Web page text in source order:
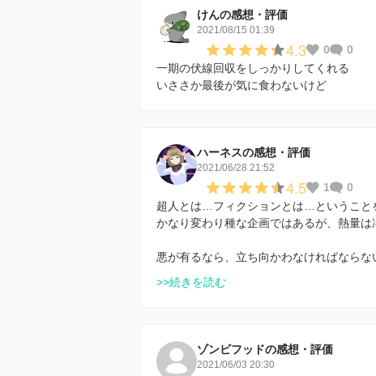
けんの感想・評価
2021/08/15 01:39
4.3 0
0
一期の伏線回収をしっかりしてくれる
いささか最後が気に食わないけど
ハーネスの感想・評価
2021/06/28 21:52
4.5 1
0
超人とは…フィクションとは…ということ
かなり変わり種な企画ではあるが、熱量は
悪が有るなら、立ち向かわなければなら
>>続きを読む
ゾンビフッドの感想・評価
2021/06/03 20:30